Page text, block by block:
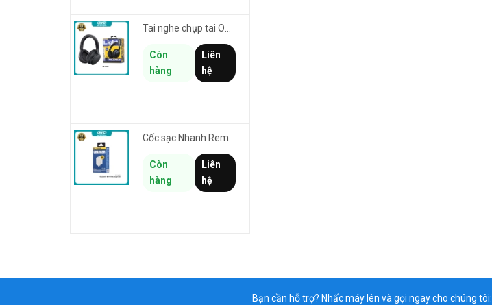
Còn
hàng
Liên
hệ
Còn
hàng
Liên
hệ
Bạn cần hỗ trợ? Nhấc máy lên và gọi ngay cho chúng tôi: